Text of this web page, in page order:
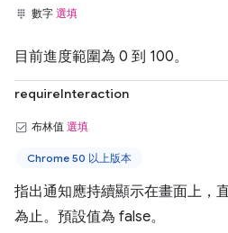
數字 選填
目前進度範圍為 0 到 100。
requireInteraction
布林值 選填
Chrome 50 以上版本
指出通知應持續顯示在畫面上，
為止。預設值為 false。